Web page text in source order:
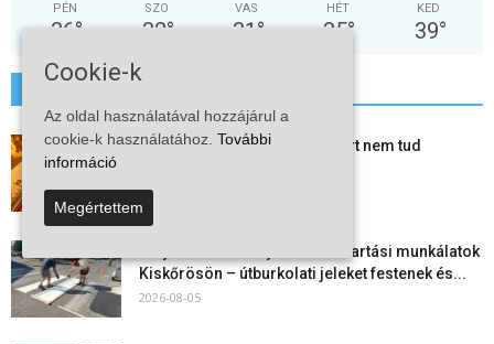
PÉN
36°
SZO
32°
VAS
31°
HÉT
35°
KED
39°
Mi történik Európa felett? Ezért nem tud
2026-08-05
Folyamatosak a nyári karbantartási munkálatok
Kiskőrösön – útburkolati jeleket festenek és...
2026-08-05
Cookie-k
Az oldal használatával hozzájárul a
cookie-k használatához. További
információ
Megértettem